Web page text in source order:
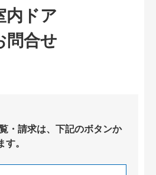
内ドア
問合せ
・請求は、下記のボタンか
。